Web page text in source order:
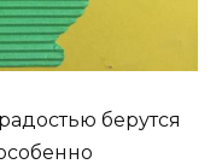
берутся